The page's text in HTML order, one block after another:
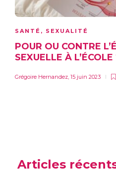
SANTÉ , SEXUALITÉ
POUR OU CONTRE
SEXUELLE À L’ÉCOLE
Grégoire Hernandez, 15 juin 2023
Articles